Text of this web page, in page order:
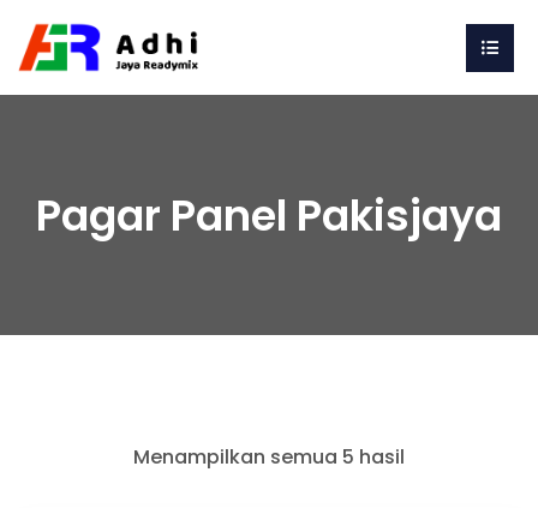
Pagar Panel Pakisjaya
Menampilkan semua 5 hasil